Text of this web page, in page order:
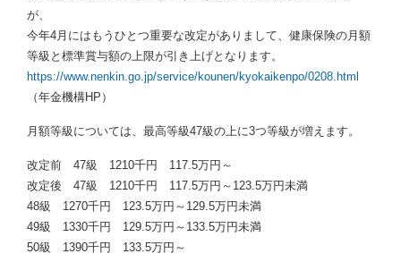
が、
今年4月にはもうひとつ重要な改定がありまして、健康保険の月額
等級と標準賞与額の上限が引き上げとなります。
https://www.nenkin.go.jp/service/kounen/kyokaikenpo/0208.html
（年金機構HP）
月額等級については、最高等級47級の上に3つ等級が増えます。
改定前 47級 1210千円 117.5万円～
改定後 47級 1210千円 117.5万円～123.5万円未満
48級 1270千円 123.5万円～129.5万円未満
49級 1330千円 129.5万円～133.5万円未満
50級 1390千円 133.5万円～